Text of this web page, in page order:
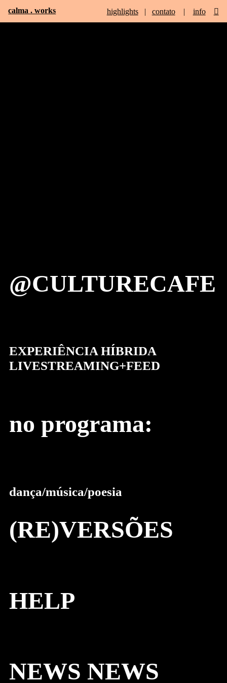
calma . works highlights| contato| info ︎
@CULTURECAFE
EXPERIÊNCIA HÍBRIDA
LIVESTREAMING+FEED
no programa:
dança/música/poesia
(RE)VERSÕES
HELP
NEWS NEWS